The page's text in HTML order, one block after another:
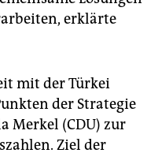
erklärte
mit der Türkei
der Strategie
Merkel (CDU) zur
Ziel der